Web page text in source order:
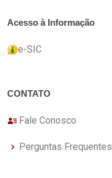
Acesso à Informação
e-SIC
CONTATO
Fale Conosco
Perguntas Frequentes